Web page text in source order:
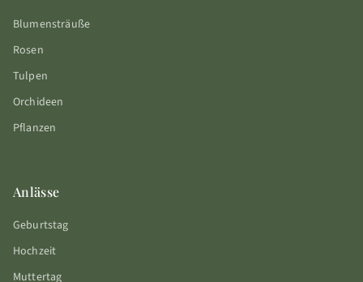
Blumensträuße
Rosen
Tulpen
Orchideen
Pflanzen
Anlässe
Geburtstag
Hochzeit
Muttertag